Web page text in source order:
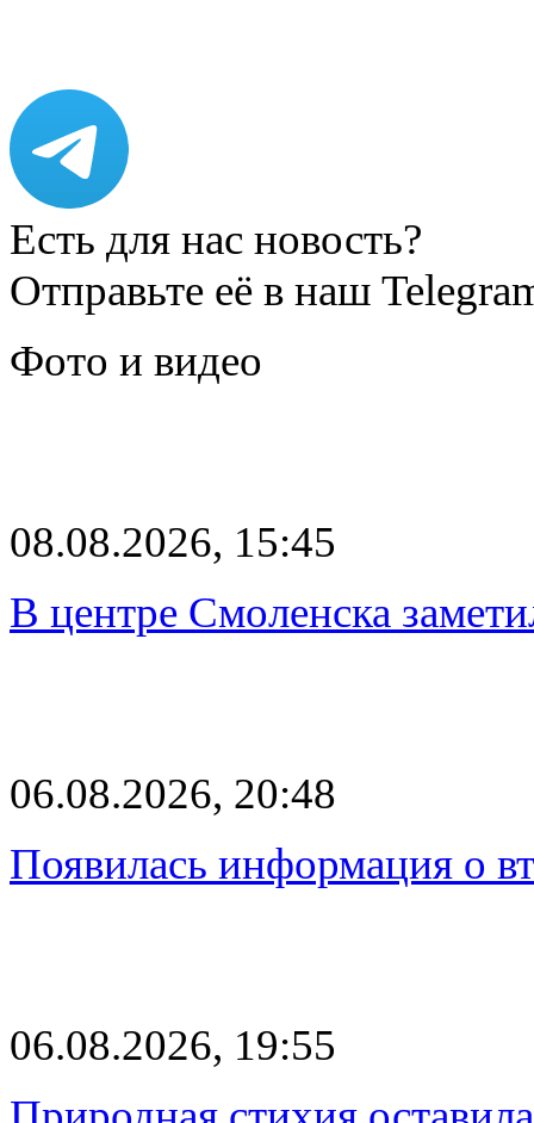
Есть для нас новость?
Отправьте её в наш
Фото и видео
08.08.2026, 15:45
В центре Смоленска
06.08.2026, 20:48
Появилась информация о
06.08.2026, 19:55